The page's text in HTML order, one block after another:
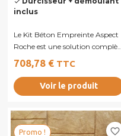
inclus
Le Kit Béton Empreinte Aspect
Roche est une solution complète
permettant de réaliser un
béton...
708,78 € TTC
Voir le produit
favorite_border
Promo !